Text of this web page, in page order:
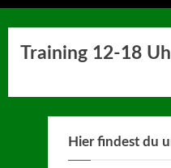
Training 12-18
Hier findest du